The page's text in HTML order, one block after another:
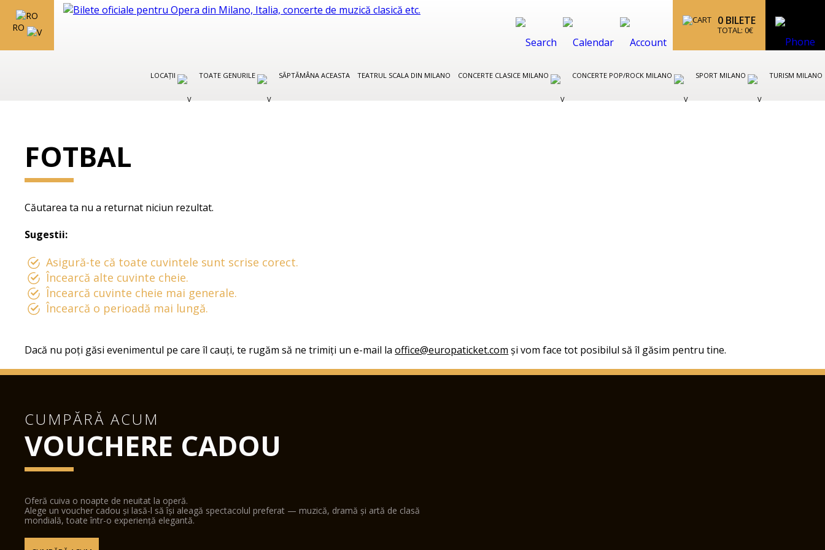
RO
0 BILETE
TOTAL: 0€
LOCAȚII TOATE GENURILE SĂPTĂMÂNA ACEASTA TEATRUL SCALA DIN MILANO CONCERTE CLASICE MILANO CONCERTE POP/ROCK MILANO SPORT MILANO TURISM MILANO
FOTBAL
Căutarea ta nu a returnat niciun rezultat.
Sugestii:
Asigură-te că toate cuvintele sunt scrise corect.
Încearcă alte cuvinte cheie.
Încearcă cuvinte cheie mai generale.
Încearcă o perioadă mai lungă.
Dacă nu poți găsi evenimentul pe care îl cauți, te rugăm să ne trimiți un e-mail laoffice@europaticket.com și vom face tot posibilul să îl găsim pentru tine.
CUMPĂRĂ ACUM
VOUCHERE CADOU
Oferă cuiva o noapte de neuitat la operă.
Alege un voucher cadou și lasă-l să își aleagă spectacolul preferat — muzică, dramă și artă de clasă
mondială, toate într-o experiență elegantă.